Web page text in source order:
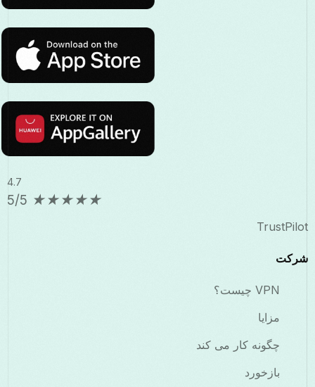
4.7
★
★
★
★
★
5/5
TrustPilot
شرکت
VPN چیست؟
مزایا
چگونه کار می کند
بازخورد